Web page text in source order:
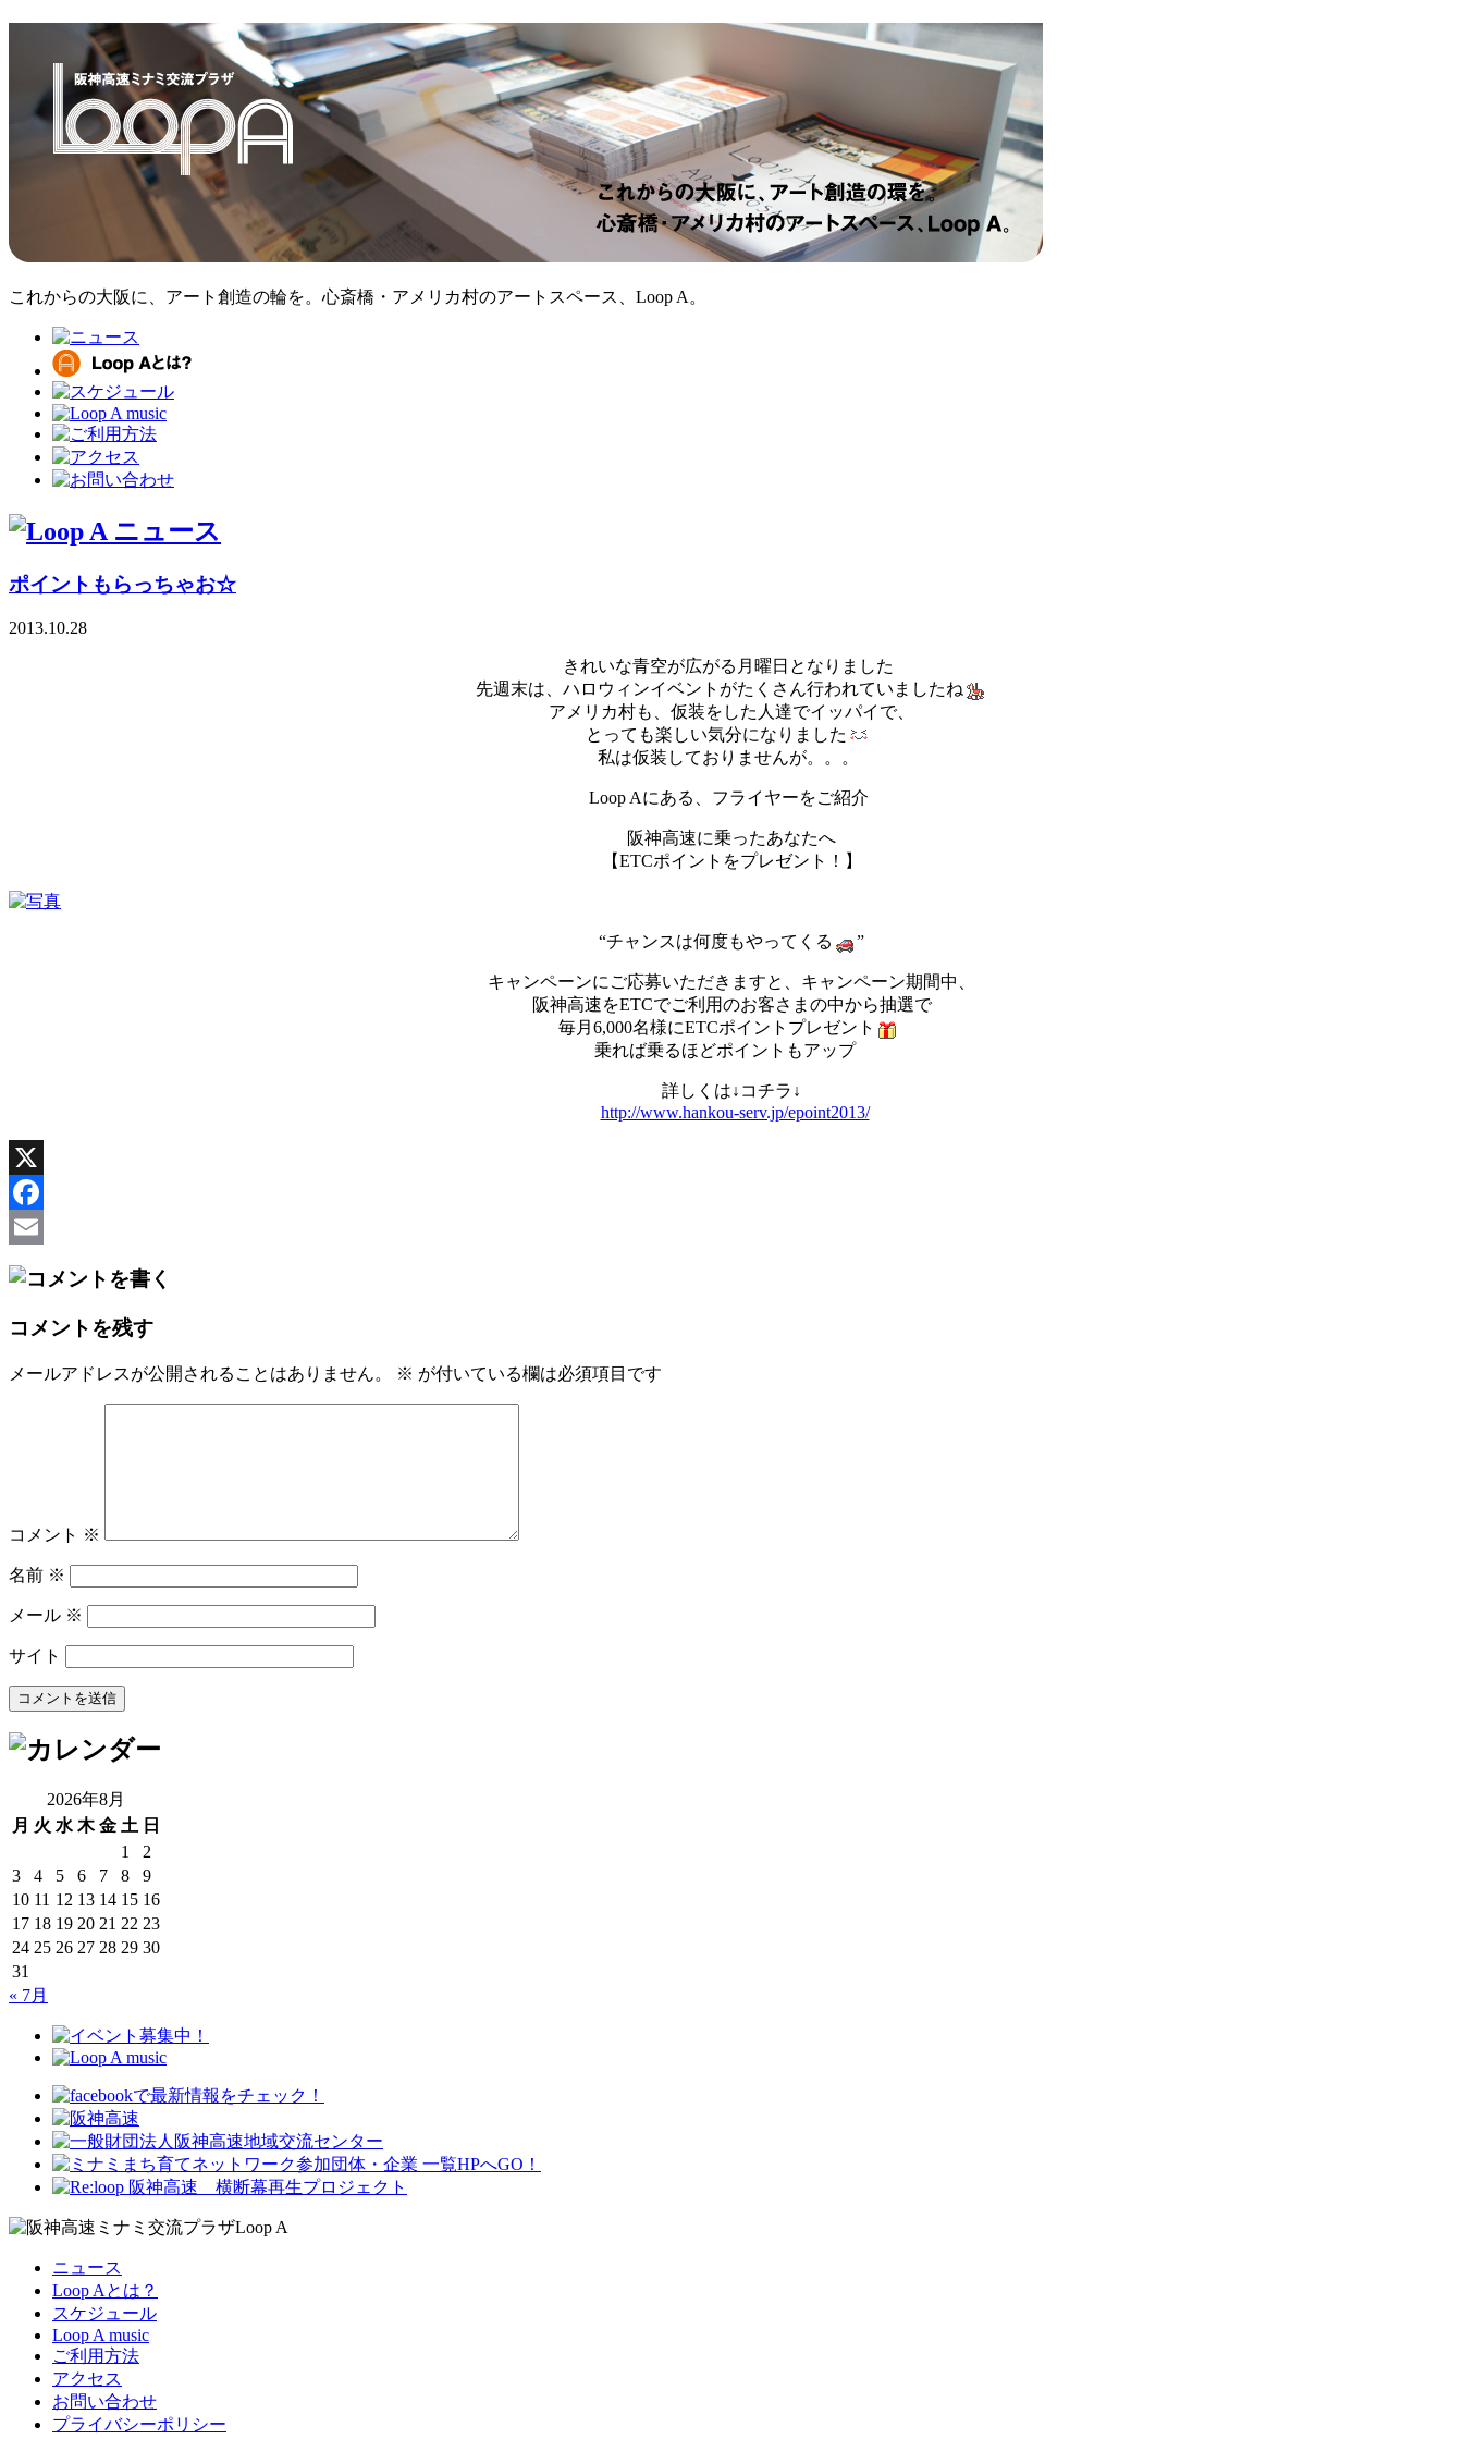
これからの大阪に、アート創造の輪を。心斎橋・アメリカ村のアートスペース、Loop A。
ポイントもらっちゃお☆
2013.10.28
きれいな青空が広がる月曜日となりました
先週末は、ハロウィンイベントがたくさん行われていましたね
アメリカ村も、仮装をした人達でイッパイで、
とっても楽しい気分になりました
私は仮装しておりませんが。。。
Loop Aにある、フライヤーをご紹介
阪神高速に乗ったあなたへ
【ETCポイントをプレゼント！】
“チャンスは何度もやってくる ”
キャンペーンにご応募いただきますと、キャンペーン期間中、
阪神高速をETCでご利用のお客さまの中から抽選で
毎月6,000名様にETCポイントプレゼント
乗れば乗るほどポイントもアップ
詳しくは↓コチラ↓
http://www.hankou-serv.jp/epoint2013/
X
Facebook
Email
コメントを残す
メールアドレスが公開されることはありません。 ※ が付いている欄は必須項目です
コメント ※
名前 ※
メール ※
サイト
2026年8月
月 火 水 木 金 土 日
1
2
3
4 5 6 7 8
9
10 11 12 13 14 15 16
17 18 19 20 21 22 23
24 25 26 27 28 29 30
31
« 7月
ニュース
Loop Aとは？
スケジュール
Loop A music
ご利用方法
アクセス
お問い合わせ
プライバシーポリシー